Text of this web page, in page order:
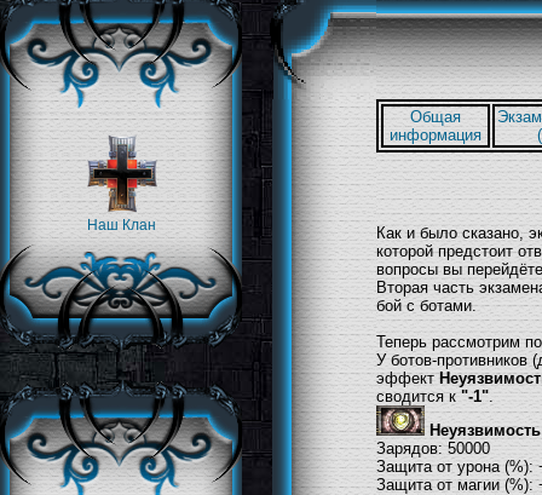
Наш Клан
Общая
информация
Как и было сказано,
которой предстоит
вопросы вы
Вторая часть
бой с ботами.
Теперь рассмотрим
У ботов-противников
эффект
сводится к "-1".
Неуязвимость
Зарядов: 50000
Защита от урона (%):
Защита от магии (%):